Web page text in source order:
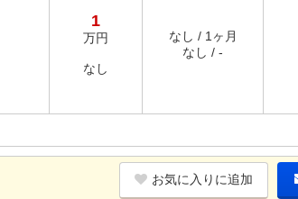
1
万円
なし
なし / 1ヶ月
なし / -
お気に入りに追加